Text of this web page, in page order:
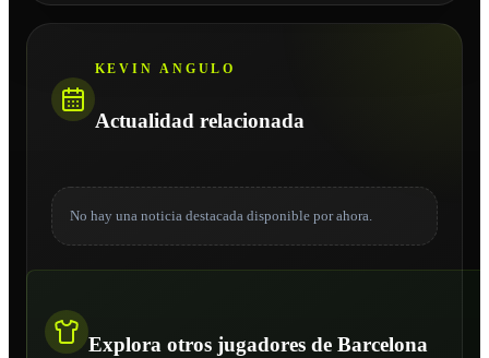
KEVIN ANGULO
Actualidad relacionada
No hay una noticia destacada disponible por ahora.
Explora otros jugadores de Barcelona